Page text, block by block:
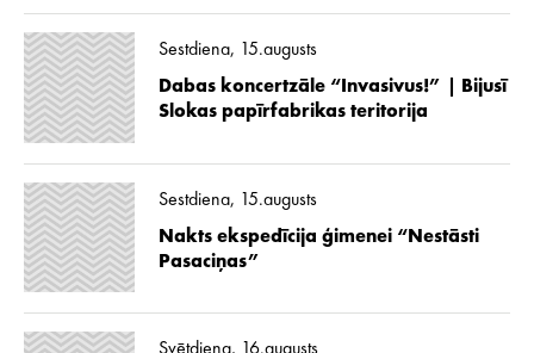
Sestdiena, 15.augusts
Dabas koncertzāle “Invasivus!” | Bijusī
Slokas papīrfabrikas teritorija
Sestdiena, 15.augusts
Nakts ekspedīcija ģimenei “Nestāsti
Pasaciņas”